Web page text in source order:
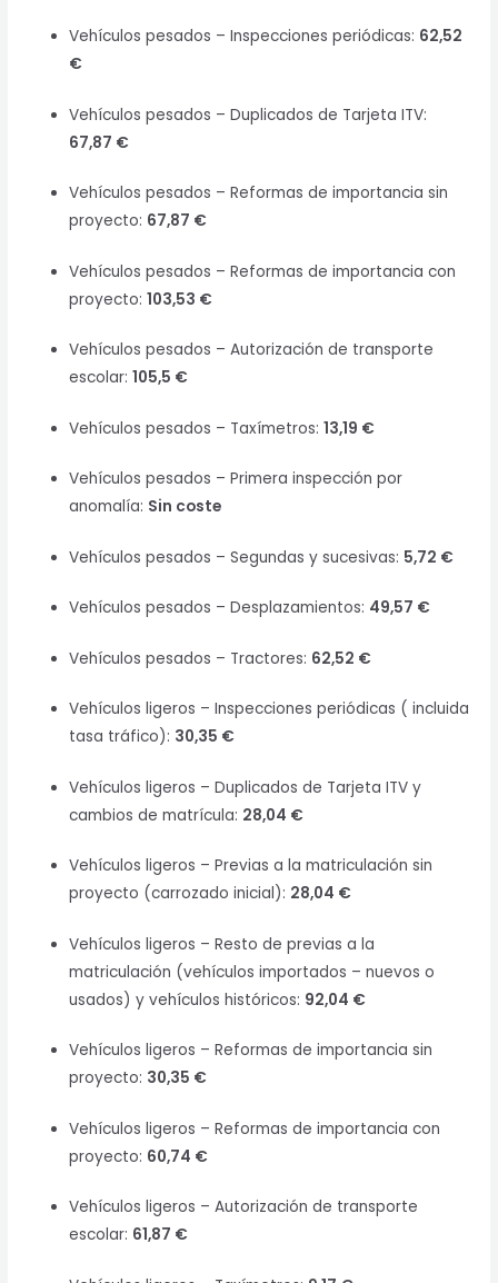
Vehículos pesados – Inspecciones periódicas: 62,52
€
Vehículos pesados – Duplicados de Tarjeta ITV:
67,87 €
Vehículos pesados – Reformas de importancia sin
proyecto: 67,87 €
Vehículos pesados – Reformas de importancia con
proyecto:103,53 €
Vehículos pesados – Autorización de transporte
escolar:105,5 €
Vehículos pesados – Taxímetros:13,19 €
Vehículos pesados – Primera inspección por
anomalía: Sin coste
Vehículos pesados – Segundas y sucesivas: 5,72 €
Vehículos pesados – Desplazamientos: 49,57 €
Vehículos pesados – Tractores: 62,52 €
Vehículos ligeros – Inspecciones periódicas ( incluida
tasa tráfico): 30,35 €
Vehículos ligeros – Duplicados de Tarjeta ITV y
cambios de matrícula: 28,04 €
Vehículos ligeros – Previas a la matriculación sin
proyecto (carrozado inicial): 28,04 €
Vehículos ligeros – Resto de previas a la
matriculación (vehículos importados – nuevos o
usados) y vehículos históricos: 92,04 €
Vehículos ligeros – Reformas de importancia sin
proyecto: 30,35 €
Vehículos ligeros – Reformas de importancia con
proyecto: 60,74 €
Vehículos ligeros – Autorización de transporte
escolar: 61,87 €